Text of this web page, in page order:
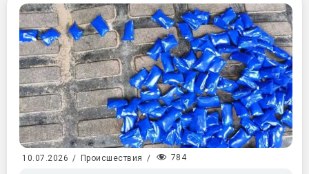
10.07.2026 / Происшествия / 784